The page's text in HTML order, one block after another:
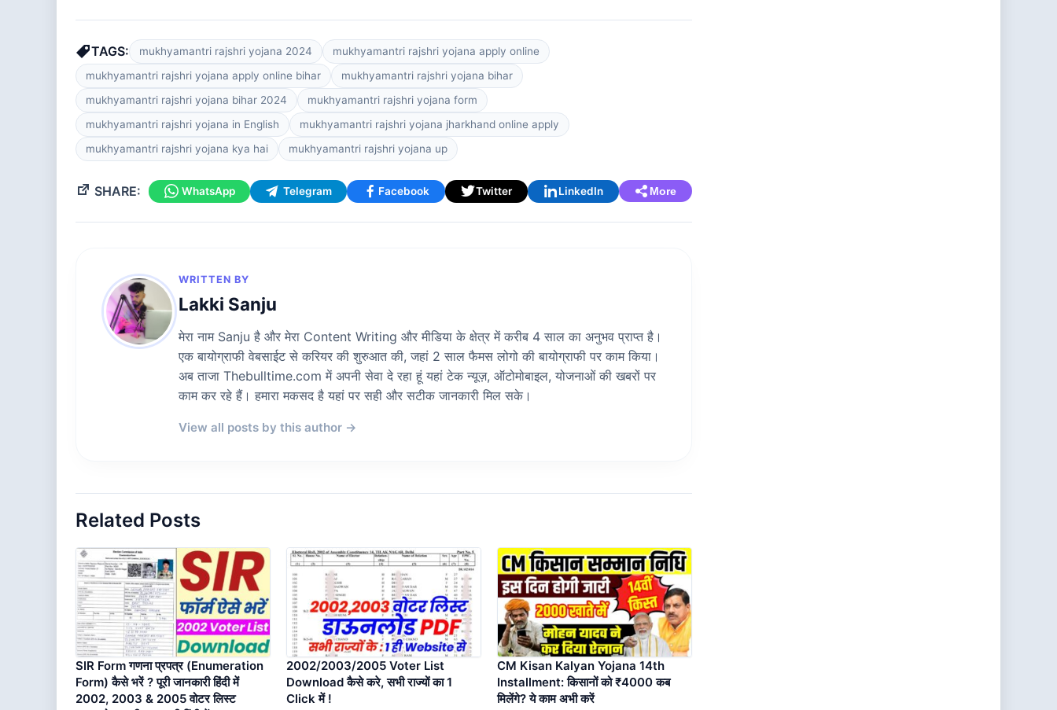
TAGS: mukhyamantri rajshri yojana 2024
mukhyamantri rajshri yojana apply online
mukhyamantri rajshri yojana apply online bihar
mukhyamantri rajshri yojana bihar
mukhyamantri rajshri yojana bihar 2024
mukhyamantri rajshri yojana form
mukhyamantri rajshri yojana in English
mukhyamantri rajshri yojana jharkhand online apply
mukhyamantri rajshri yojana kya hai
mukhyamantri rajshri yojana up
SHARE: WhatsApp Telegram Facebook Twitter LinkedIn More
WRITTEN BY
Lakki Sanju
मेरा नाम Sanju है और मेरा Content Writing और मीडिया के क्षेत्र में करीब 4 साल का अनुभव प्राप्त है।
एक बायोग्राफी वेबसाईट से करियर की शुरुआत की, जहां 2 साल फैमस लोगो की बायोग्राफी पर काम किया।
अब ताजा Thebulltime.com में अपनी सेवा दे रहा हूं यहां टेक न्यूज़, ऑटोमोबाइल, योजनाओं की खबरों पर
काम कर रहे हैं। हमारा मकसद है यहां पर सही और सटीक जानकारी मिल सके।
View all posts by this author →
Related Posts
SIR Form गणना प्रपत्र (Enumeration
Form) कैसे भरें ? पूरी जानकारी हिंदी में
2002, 2003 & 2005 वोटर लिस्ट
2002/2003/2005 Voter List
Download कैसे करे, सभी राज्यों का 1
Click में !
CM Kisan Kalyan Yojana 14th
Installment: किसानों को ₹4000 कब
मिलेंगे? ये काम अभी करें